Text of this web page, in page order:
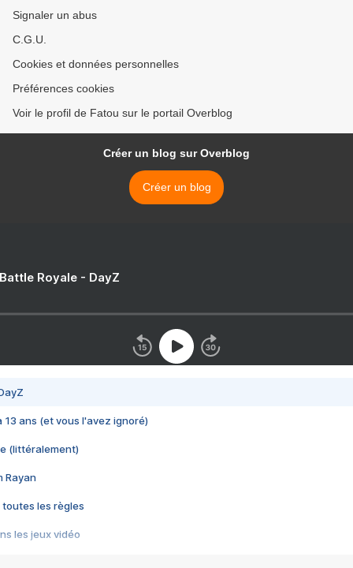
Signaler un abus
C.G.U.
Cookies et données personnelles
Préférences cookies
Voir le profil de Fatou sur le portail Overblog
Créer un blog sur Overblog
Créer un blog
Royale - DayZ
13 ans (et vous l'avez ignoré)
(littéralement)
Rayan
toutes les règles
les jeux vidéo